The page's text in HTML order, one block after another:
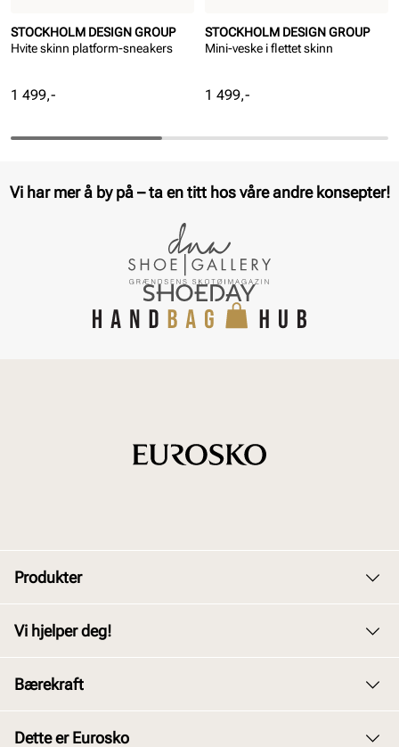
STOCKHOLM DESIGN GROUP
Hvite skinn platform-sneakers
Pris
1 499,-
STOCKHOLM DESIGN GROUP
Mini-veske i flettet skinn
Pris
1 499,-
Vi har mer å by på – ta en titt hos våre andre konsepter!
Produkter
Barn
Vi hjelper deg!
Kjøpsbetingelser
Bærekraft
Dette er Eurosko